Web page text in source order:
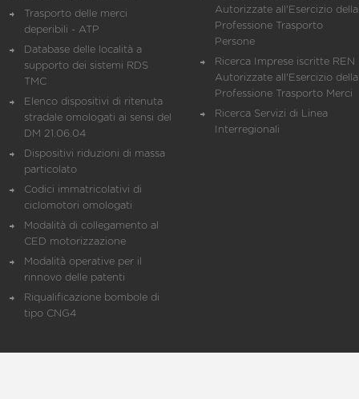
Trasporto delle merci
deperibili - ATP
Database delle località a
supporto dei sistemi RDS
TMC
Elenco dispositivi di ritenuta
stradale omologati ai sensi del
DM 21.06.04
Dispositivi riduzioni di massa
particolato
Codici immatricolativi di
ciclomotori omologati
Modalità di collegamento al
CED motorizzazione
Modalità operative per il
rinnovo delle patenti
Riqualificazione bombole di
tipo CNG4
Autorizzate all'Esercizio della
Professione Trasporto
Persone
Ricerca Imprese iscritte REN
Autorizzate all'Esercizio della
Professione Trasporto Merci
Ricerca Servizi di Linea
Interregionali